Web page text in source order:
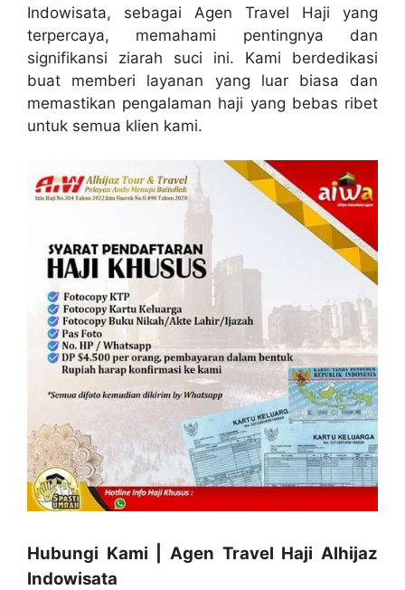
Indowisata, sebagai Agen Travel Haji yang
terpercaya, memahami pentingnya dan
signifikansi ziarah suci ini. Kami berdedikasi
buat memberi layanan yang luar biasa dan
memastikan pengalaman haji yang bebas ribet
untuk semua klien kami.
Hubungi Kami | Agen Travel Haji Alhijaz
Indowisata